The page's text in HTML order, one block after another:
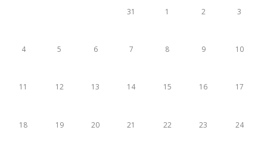
31 1 2 3
4 5 6 7 8 9 10
11 12 13 14 15 16 17
18 19 20 21 22 23 24